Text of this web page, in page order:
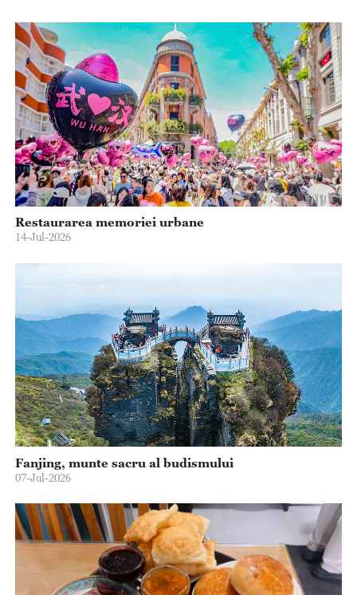
Restaurarea memoriei urbane
14-Jul-2026
Fanjing, munte sacru al budismului
07-Jul-2026